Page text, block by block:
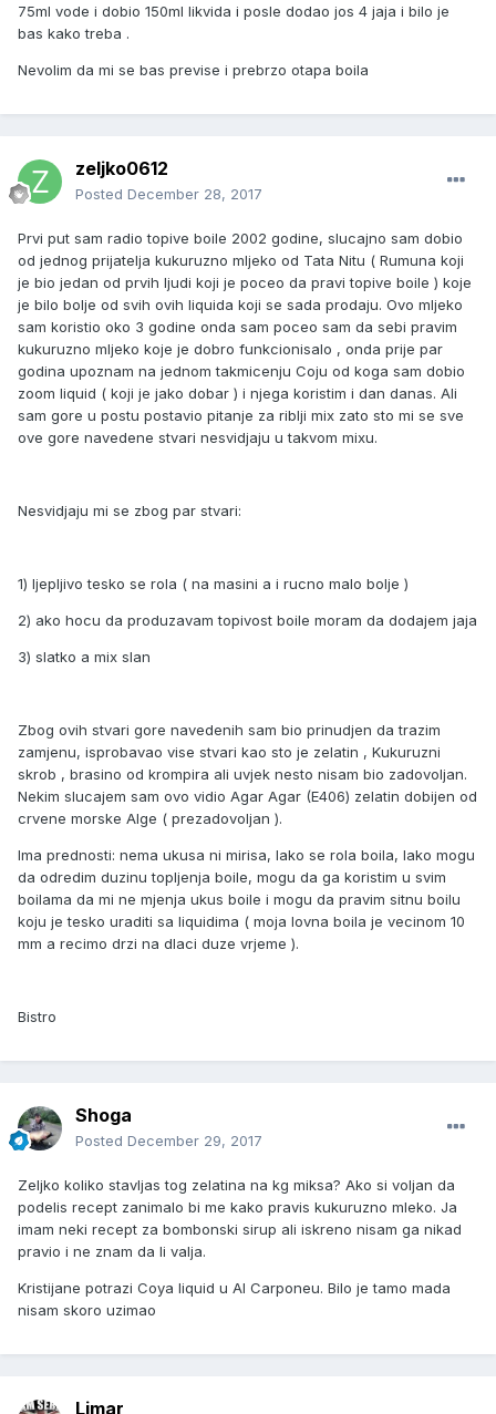
75ml vode i dobio 150ml likvida i posle dodao jos 4 jaja i bilo je
bas kako treba .
Nevolim da mi se bas previse i prebrzo otapa boila
zeljko0612
Posted December 28, 2017
Prvi put sam radio topive boile 2002 godine, slucajno sam dobio
od jednog prijatelja kukuruzno mljeko od Tata Nitu ( Rumuna koji
je bio jedan od prvih ljudi koji je poceo da pravi topive boile ) koje
je bilo bolje od svih ovih liquida koji se sada prodaju. Ovo mljeko
sam koristio oko 3 godine onda sam poceo sam da sebi pravim
kukuruzno mljeko koje je dobro funkcionisalo , onda prije par
godina upoznam na jednom takmicenju Coju od koga sam dobio
zoom liquid ( koji je jako dobar ) i njega koristim i dan danas. Ali
sam gore u postu postavio pitanje za riblji mix zato sto mi se sve
ove gore navedene stvari nesvidjaju u takvom mixu.
Nesvidjaju mi se zbog par stvari:
1) ljepljivo tesko se rola ( na masini a i rucno malo bolje )
2) ako hocu da produzavam topivost boile moram da dodajem jaja
3) slatko a mix slan
Zbog ovih stvari gore navedenih sam bio prinudjen da trazim
zamjenu, isprobavao vise stvari kao sto je zelatin , Kukuruzni
skrob , brasino od krompira ali uvjek nesto nisam bio zadovoljan.
Nekim slucajem sam ovo vidio Agar Agar (E406) zelatin dobijen od
crvene morske Alge ( prezadovoljan ).
Ima prednosti: nema ukusa ni mirisa, lako se rola boila, lako mogu
da odredim duzinu topljenja boile, mogu da ga koristim u svim
boilama da mi ne mjenja ukus boile i mogu da pravim sitnu boilu
koju je tesko uraditi sa liquidima ( moja lovna boila je vecinom 10
mm a recimo drzi na dlaci duze vrjeme ).
Bistro
Shoga
Posted December 29, 2017
Zeljko koliko stavljas tog zelatina na kg miksa? Ako si voljan da
podelis recept zanimalo bi me kako pravis kukuruzno mleko. Ja
imam neki recept za bombonski sirup ali iskreno nisam ga nikad
pravio i ne znam da li valja.
Kristijane potrazi Coya liquid u Al Carponeu. Bilo je tamo mada
nisam skoro uzimao
Limar